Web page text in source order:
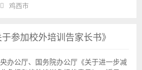
鸡西市
参加校外培训告家长书》
办公厅、国务院办公厅《关于进一步减